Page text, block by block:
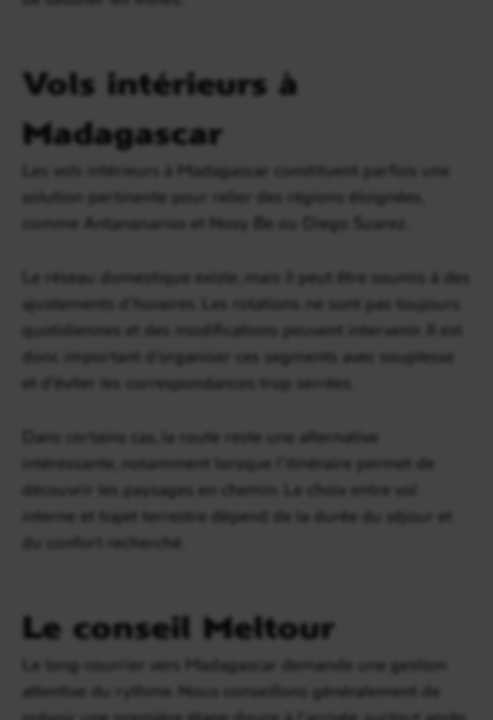
Vols intérieurs à
Madagascar
Les vols intérieurs à Madagascar constituent parfois une
solution pertinente pour relier des régions éloignées,
comme Antananarivo et Nosy Be ou Diego Suarez.
Le réseau domestique existe, mais il peut être soumis à des
ajustements d’horaires. Les rotations ne sont pas toujours
quotidiennes et des modifications peuvent intervenir. Il est
donc important d’organiser ces segments avec souplesse
et d’éviter les correspondances trop serrées.
Dans certains cas, la route reste une alternative
intéressante, notamment lorsque l’itinéraire permet de
découvrir les paysages en chemin. Le choix entre vol
interne et trajet terrestre dépend de la durée du séjour et
du confort recherché.
Le conseil Meltour
Le long-courrier vers Madagascar demande une gestion
attentive du rythme. Nous conseillons généralement de